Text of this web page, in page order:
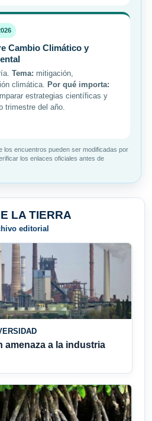
Cambio Climático y
Tema: mitigación,
climática. Por qué importa:
estrategias científicas y
trimestre del año.
los encuentros pueden ser modificadas por
los enlaces oficiales antes de
LA TIERRA
editorial
amenaza a la industria